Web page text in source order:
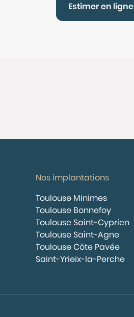
Estimer en ligne
Nos implantations
Toulouse Minimes
Toulouse Bonnefoy
Toulouse Saint-Cyprien
Toulouse Saint-Agne
Toulouse Côte Pavée
Saint-Yrieix-la-Perche